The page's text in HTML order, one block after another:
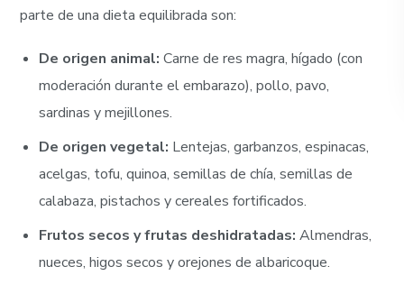
parte de una dieta equilibrada son:
De origen animal: Carne de res magra, hígado (con
moderación durante el embarazo), pollo, pavo,
sardinas y mejillones.
De origen vegetal: Lentejas, garbanzos, espinacas,
acelgas, tofu, quinoa, semillas de chía, semillas de
calabaza, pistachos y cereales fortificados.
Frutos secos y frutas deshidratadas: Almendras,
nueces, higos secos y orejones de albaricoque.